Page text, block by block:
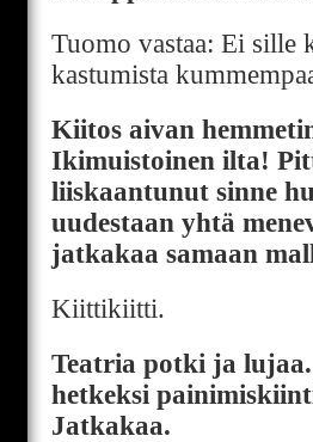
Tuomo vastaa: Ei sille
kastumista
Kiitos aivan
Ikimuistoinen ilta!
liiskaantunut sinne
uudestaan yhtä
jatkakaa samaan
Kiittikiitti.
Teatria potki ja
hetkeksi
Jatkakaa.